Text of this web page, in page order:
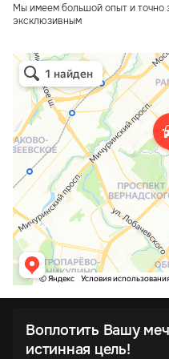
Мы имеем большой опыт и точно
эксклюзивным
Воплотить Вашу
истинная цель!